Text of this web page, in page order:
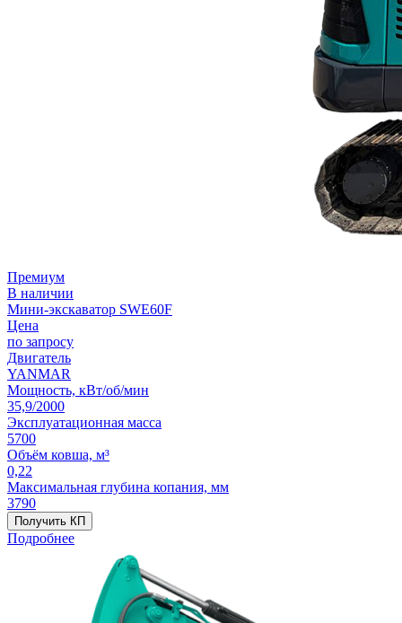
Премиум
В наличии
Мини-экскаватор SWE60F
Цена
по запросу
Двигатель
YANMAR
Мощность, кВт/об/мин
35,9/2000
Эксплуатационная масса
5700
Объём ковша, м³
0,22
Максимальная глубина копания, мм
3790
Получить КП
Подробнее